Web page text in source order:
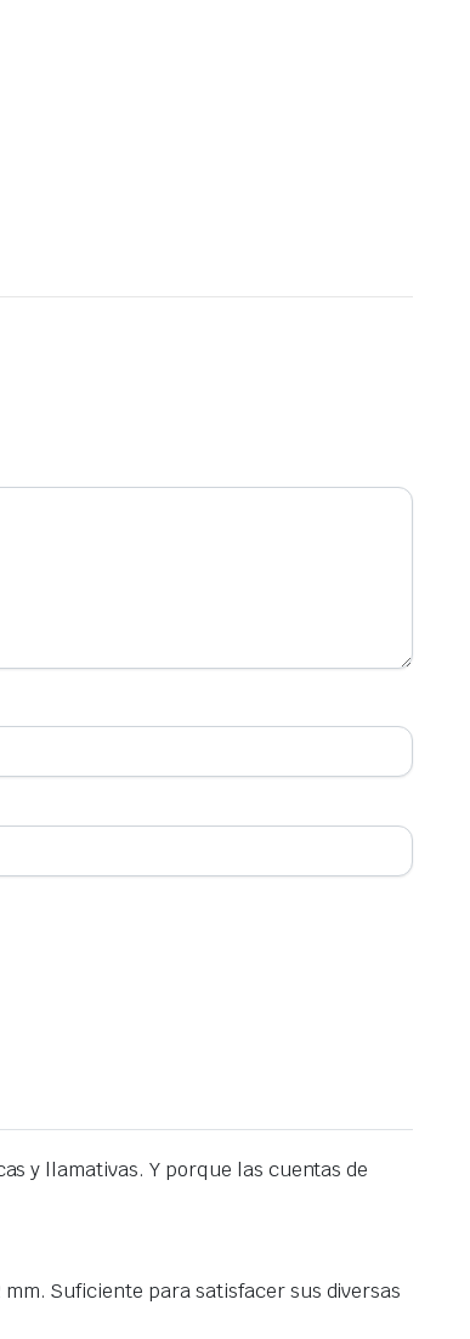
y llamativas. Y porque las cuentas de
Suficiente para satisfacer sus diversas